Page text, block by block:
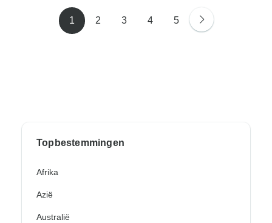
1 2 3 4 5
Topbestemmingen
Afrika
Azië
Australië